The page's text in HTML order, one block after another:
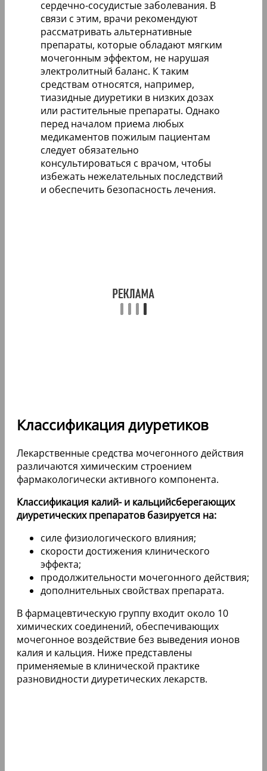
сердечно-сосудистые заболевания. В
связи с этим, врачи рекомендуют
рассматривать альтернативные
препараты, которые обладают мягким
мочегонным эффектом, не нарушая
электролитный баланс. К таким
средствам относятся, например,
тиазидные диуретики в низких дозах
или растительные препараты. Однако
перед началом приема любых
медикаментов пожилым пациентам
следует обязательно
консультироваться с врачом, чтобы
избежать нежелательных последствий
и обеспечить безопасность лечения.
Классификация диуретиков
Лекарственные средства мочегонного действия
различаются химическим строением
фармакологически активного компонента.
Классификация калий- и кальцийсберегающих
диуретических препаратов базируется на:
силе физиологического влияния;
скорости достижения клинического
эффекта;
продолжительности мочегонного действия;
дополнительных свойствах препарата.
В фармацевтическую группу входит около 10
химических соединений, обеспечивающих
мочегонное воздействие без выведения ионов
калия и кальция. Ниже представлены
применяемые в клинической практике
разновидности диуретических лекарств.